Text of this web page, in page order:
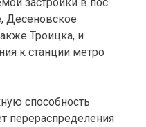
Десеновское
Троицка, и
к станции метро
способность
перераспределения